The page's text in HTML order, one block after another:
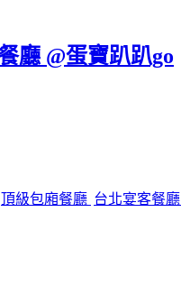
廳 @蛋寶趴趴go
頂級包廂餐廳 台北宴客餐廳